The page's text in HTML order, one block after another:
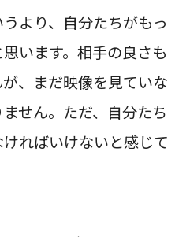
うより、自分たちがもっ
います。相手の良さも
、まだ映像を見ていな
せん。ただ、自分たち
ればいけないと感じて